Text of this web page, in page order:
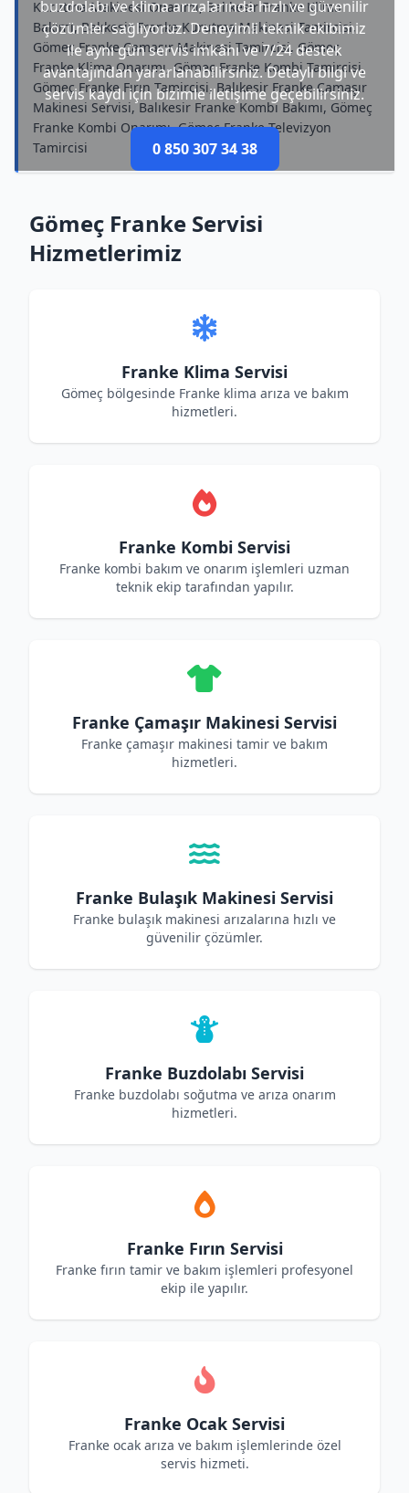
buzdolabı ve klima arızalarında hızlı ve güvenilir
çözümler sağlıyoruz. Deneyimli teknik ekibimiz
ile aynı gün servis imkânı ve 7/24 destek
avantajından yararlanabilirsiniz. Detaylı bilgi ve
servis kaydı için bizimle iletişime geçebilirsiniz.
0 850 307 34 38
Kurutma Makinesi Onarımı, Balıkesir Franke Klima
Bakımı, Balıkesir Franke Kurutma Makinesi Tamircisi,
Gömeç Franke Çamaşır Makinesi Tamircisi, Gömeç
Franke Klima Onarımı, Gömeç Franke Kombi Tamircisi,
Gömeç Franke Fırın Tamircisi, Balıkesir Franke Çamaşır
Makinesi Servisi, Balıkesir Franke Kombi Bakımı, Gömeç
Franke Kombi Onarımı, Gömeç Franke Televizyon
Tamircisi
Gömeç Franke Servisi
Hizmetlerimiz
Franke Klima Servisi
Gömeç bölgesinde Franke klima arıza ve bakım
hizmetleri.
Franke Kombi Servisi
Franke kombi bakım ve onarım işlemleri uzman
teknik ekip tarafından yapılır.
Franke Çamaşır Makinesi Servisi
Franke çamaşır makinesi tamir ve bakım
hizmetleri.
Franke Bulaşık Makinesi Servisi
Franke bulaşık makinesi arızalarına hızlı ve
güvenilir çözümler.
Franke Buzdolabı Servisi
Franke buzdolabı soğutma ve arıza onarım
hizmetleri.
Franke Fırın Servisi
Franke fırın tamir ve bakım işlemleri profesyonel
ekip ile yapılır.
Franke Ocak Servisi
Franke ocak arıza ve bakım işlemlerinde özel
servis hizmeti.